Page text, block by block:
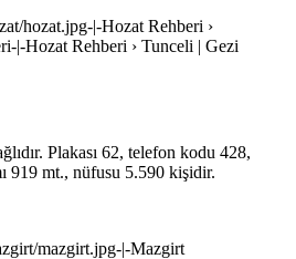
hozat.jpg-|-Hozat Rehberi ›
|-Hozat Rehberi › Tunceli | Gezi
Plakası 62, telefon kodu 428,
919 mt., nüfusu 5.590 kişidir.
mazgirt.jpg-|-Mazgirt